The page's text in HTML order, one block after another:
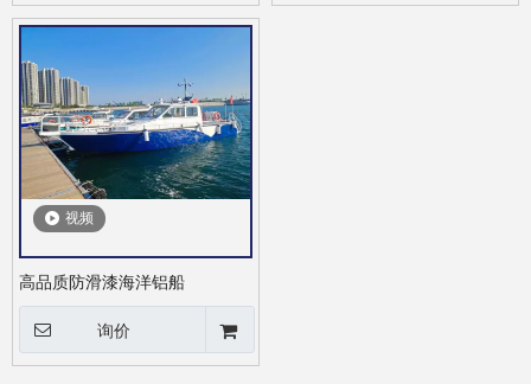
视频
高品质防滑漆海洋铝船
询价